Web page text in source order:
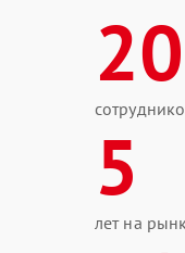
20
5
лет на